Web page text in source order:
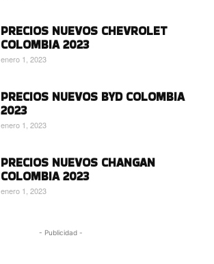
PRECIOS NUEVOS CHEVROLET
COLOMBIA 2023
enero 1, 2023
PRECIOS NUEVOS BYD COLOMBIA
2023
enero 1, 2023
PRECIOS NUEVOS CHANGAN
COLOMBIA 2023
enero 1, 2023
- Publicidad -